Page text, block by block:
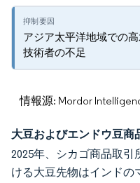
アジア太平洋地域での
技術者の不足
情報源: Mordor
大豆およびエンドウ豆商
2025年、シカゴ商品取引
ける大豆先物はインドの